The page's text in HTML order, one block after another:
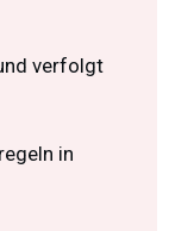
verfolgt
in